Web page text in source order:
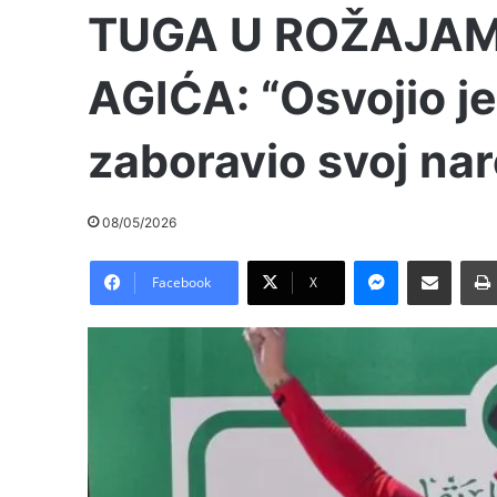
TUGA U
AGIĆA: “Osvojio
zaboravio svoj
08/05/2026
Facebook X
Messenger
Pošalji preko E-Maila